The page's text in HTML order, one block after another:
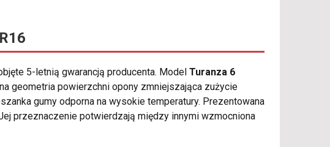
5-letnią gwarancją producenta. Model Turanza 6
geometria powierzchni opony zmniejszająca zużycie
gumy odporna na wysokie temperatury. Prezentowana
przeznaczenie potwierdzają między innymi wzmocniona